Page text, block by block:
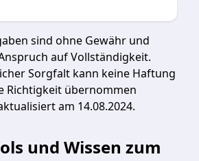
sind ohne Gewähr und
auf Vollständigkeit.
Sorgfalt kann keine Haftung
Richtigkeit übernommen
am 14.08.2024.
und Wissen zum